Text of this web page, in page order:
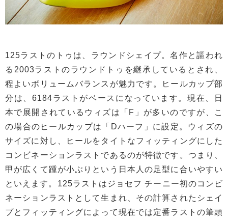
125ラストのトゥは、ラウンドシェイプ。名作と謳われ
る2003ラストのラウンドトゥを継承しているとされ、
程よいボリュームバランスが魅力です。ヒールカップ部
分は、6184ラストがベースになっています。現在、日
本で展開されているウィズは「F」が多いのですが、こ
の場合のヒールカップは「Dハーフ」に設定。ウィズの
サイズに対し、ヒールをタイトなフィッティングにした
コンビネーションラストであるのが特徴です。つまり、
甲が広くて踵が小ぶりという日本人の足型に合いやすい
といえます。125ラストはジョセフ チーニー初のコンビ
ネーションラストとして生まれ、その計算されたシェイ
プとフィッティングによって現在では定番ラストの筆頭